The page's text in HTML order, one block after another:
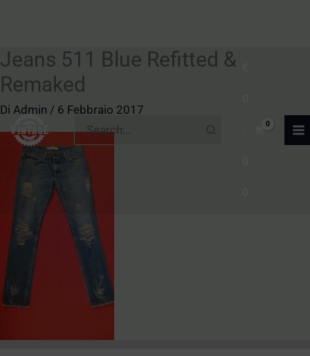
Vai
al
per:
Jeans 511 Blue Refitted &
Remaked
Di Admin / 6 Febbraio 2017